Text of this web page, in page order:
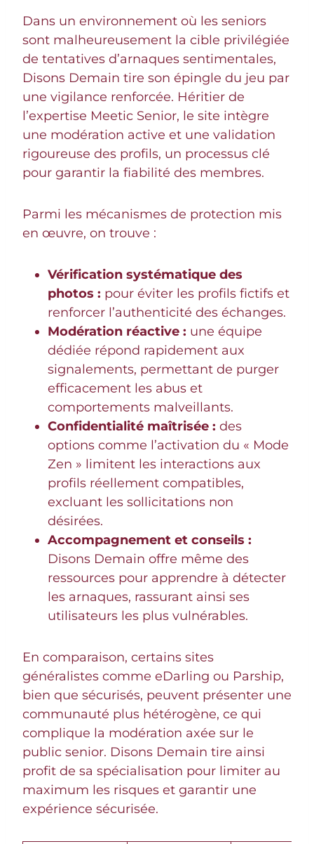
Dans un environnement où les seniors
sont malheureusement la cible privilégiée
de tentatives d’arnaques sentimentales,
Disons Demain tire son épingle du jeu par
une vigilance renforcée. Héritier de
l’expertise Meetic Senior, le site intègre
une modération active et une validation
rigoureuse des profils, un processus clé
pour garantir la fiabilité des membres.
Parmi les mécanismes de protection mis
en œuvre, on trouve :
Vérification systématique des
photos : pour éviter les profils fictifs et
renforcer l’authenticité des échanges.
Modération réactive : une équipe
dédiée répond rapidement aux
signalements, permettant de purger
efficacement les abus et
comportements malveillants.
Confidentialité maîtrisée : des
options comme l’activation du « Mode
Zen » limitent les interactions aux
profils réellement compatibles,
excluant les sollicitations non
désirées.
Accompagnement et conseils :
Disons Demain offre même des
ressources pour apprendre à détecter
les arnaques, rassurant ainsi ses
utilisateurs les plus vulnérables.
En comparaison, certains sites
généralistes comme eDarling ou Parship,
bien que sécurisés, peuvent présenter une
communauté plus hétérogène, ce qui
complique la modération axée sur le
public senior. Disons Demain tire ainsi
profit de sa spécialisation pour limiter au
maximum les risques et garantir une
expérience sécurisée.